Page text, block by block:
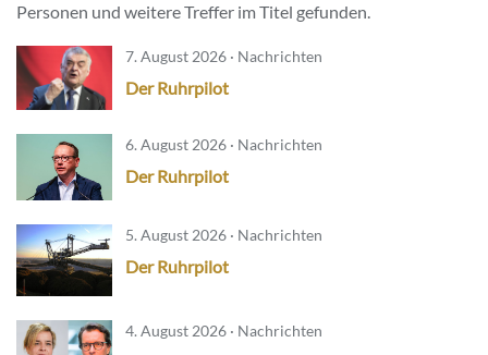
Personen und weitere Treffer im Titel gefunden.
7. August 2026 · Nachrichten
Der Ruhrpilot
6. August 2026 · Nachrichten
Der Ruhrpilot
5. August 2026 · Nachrichten
Der Ruhrpilot
4. August 2026 · Nachrichten